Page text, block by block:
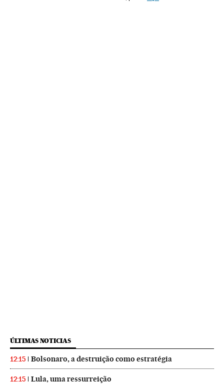
ÚLTIMAS NOTICIAS
12:15 Bolsonaro, a destruição como estratégia
12:15 Lula, uma ressurreição